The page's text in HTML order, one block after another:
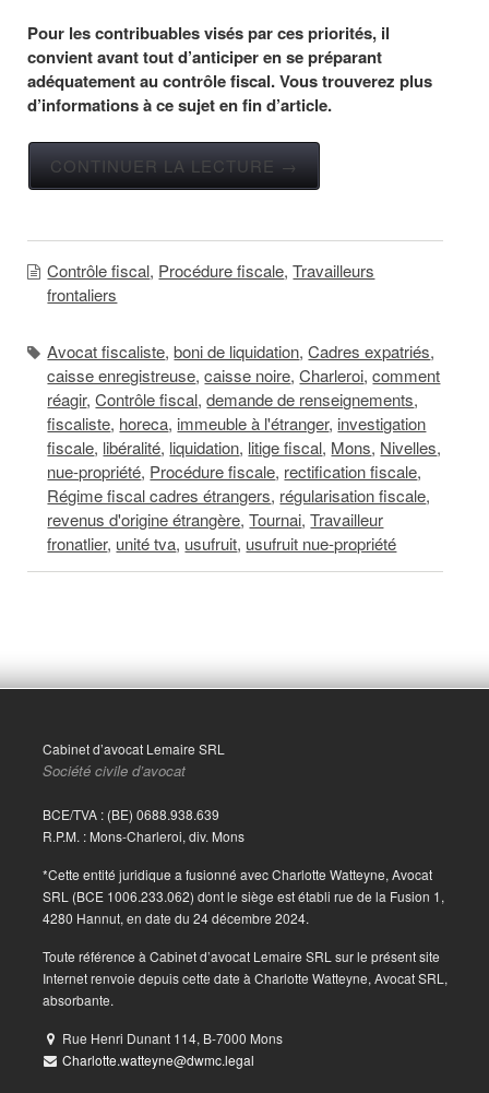
Pour les contribuables visés par ces priorités, il
convient avant tout d’anticiper en se préparant
adéquatement au contrôle fiscal. Vous trouverez plus
d’informations à ce sujet en fin d’article.
CONTINUER LA LECTURE →
Contrôle fiscal, Procédure fiscale,Travailleurs
frontaliers
Avocat fiscaliste,boni de liquidation,Cadres expatriés,
caisse enregistreuse,caisse noire,Charleroi,comment
réagir,Contrôle fiscal,demande de renseignements,
fiscaliste, horeca, immeuble à l'étranger, investigation
fiscale, libéralité, liquidation, litige fiscal, Mons, Nivelles,
nue-propriété, Procédure fiscale, rectification fiscale,
Régime fiscal cadres étrangers, régularisation fiscale,
revenus d'origine étrangère,Tournai,Travailleur
fronatlier, unité tva, usufruit, usufruit nue-propriété
Cabinet d’avocat Lemaire SRL
Société civile d’avocat
BCE/TVA : (BE) 0688.938.639
R.P.M. : Mons-Charleroi, div. Mons
*Cette entité juridique a fusionné avec Charlotte Watteyne, Avocat
SRL (BCE 1006.233.062) dont le siège est établi rue de la Fusion 1,
4280 Hannut, en date du 24 décembre 2024.
Toute référence à Cabinet d’avocat Lemaire SRL sur le présent site
Internet renvoie depuis cette date à Charlotte Watteyne, Avocat SRL,
absorbante.
Rue Henri Dunant 114, B-7000 Mons
Charlotte.watteyne@dwmc.legal